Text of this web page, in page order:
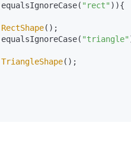
"rect" )){
RectShape();
"triangle"
TriangleShape();